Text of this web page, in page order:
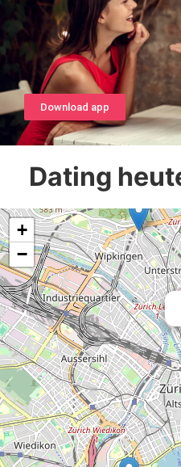
Download app
Dating
+
−